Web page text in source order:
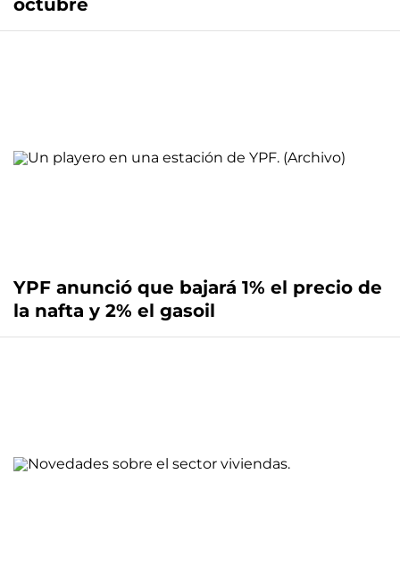
octubre
YPF anunció que bajará 1% el precio de
la nafta y 2% el gasoil